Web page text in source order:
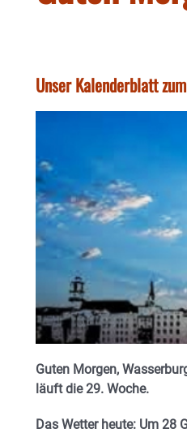
Unser Kalenderblatt
Guten Morgen,
läuft die 29. Woche.
Das Wetter heute: Um 28